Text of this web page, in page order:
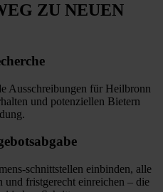
ZU NEUEN
Ausschreibungen für Heilbronn
und potenziellen Bietern
schnittstellen einbinden, alle
und fristgerecht einreichen – die